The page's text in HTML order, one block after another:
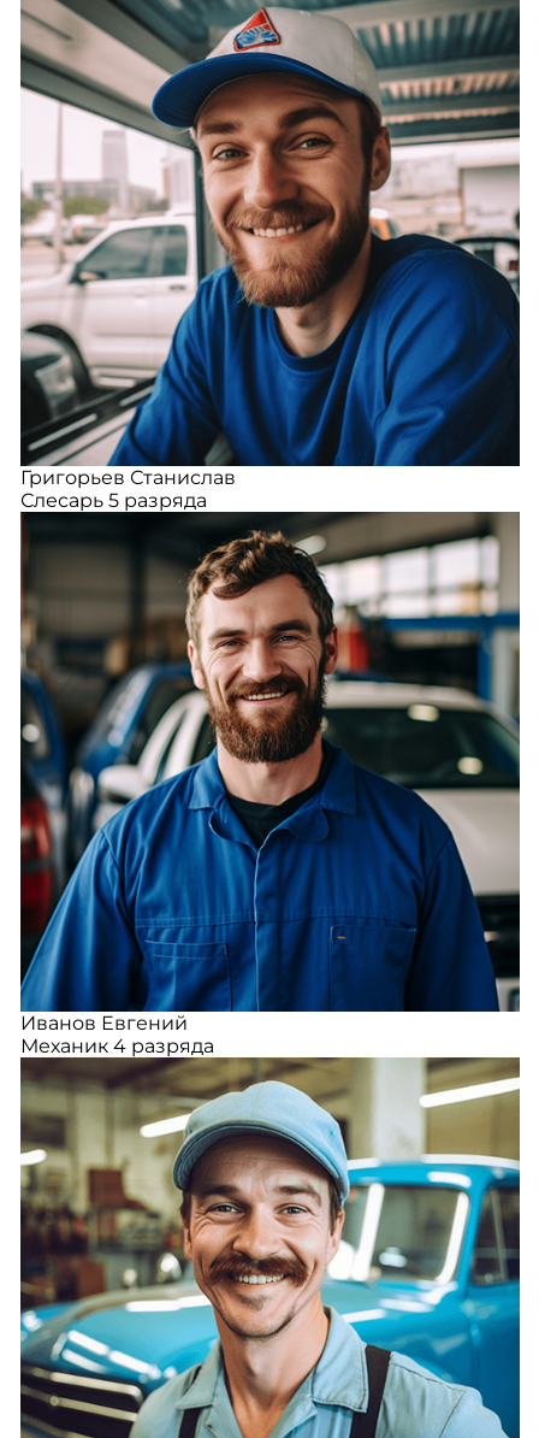
Григорьев Станислав
Слесарь 5 разряда
Иванов Евгений
Механик 4 разряда